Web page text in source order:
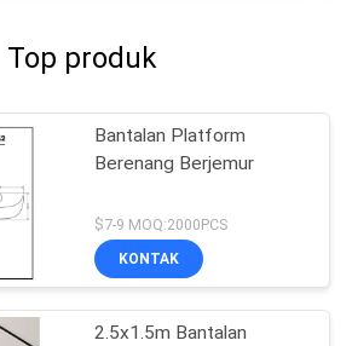
Top produk
Bantalan Platform
Berenang Berjemur
$7-9 MOQ:2000PCS
KONTAK
2.5x1.5m Bantalan